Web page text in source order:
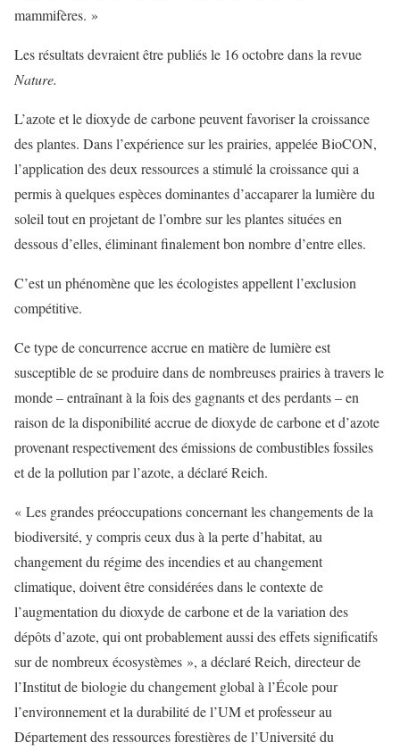
mammifères. »
Les résultats devraient être publiés le 16 octobre dans la revue
Nature.
L’azote et le dioxyde de carbone peuvent favoriser la croissance
des plantes. Dans l’expérience sur les prairies, appelée BioCON,
l’application des deux ressources a stimulé la croissance qui a
permis à quelques espèces dominantes d’accaparer la lumière du
soleil tout en projetant de l’ombre sur les plantes situées en
dessous d’elles, éliminant finalement bon nombre d’entre elles.
C’est un phénomène que les écologistes appellent l’exclusion
compétitive.
Ce type de concurrence accrue en matière de lumière est
susceptible de se produire dans de nombreuses prairies à travers le
monde – entraînant à la fois des gagnants et des perdants – en
raison de la disponibilité accrue de dioxyde de carbone et d’azote
provenant respectivement des émissions de combustibles fossiles
et de la pollution par l’azote, a déclaré Reich.
« Les grandes préoccupations concernant les changements de la
biodiversité, y compris ceux dus à la perte d’habitat, au
changement du régime des incendies et au changement
climatique, doivent être considérées dans le contexte de
l’augmentation du dioxyde de carbone et de la variation des
dépôts d’azote, qui ont probablement aussi des effets significatifs
sur de nombreux écosystèmes », a déclaré Reich, directeur de
l’Institut de biologie du changement global à l’École pour
l’environnement et la durabilité de l’UM et professeur au
Département des ressources forestières de l’Université du